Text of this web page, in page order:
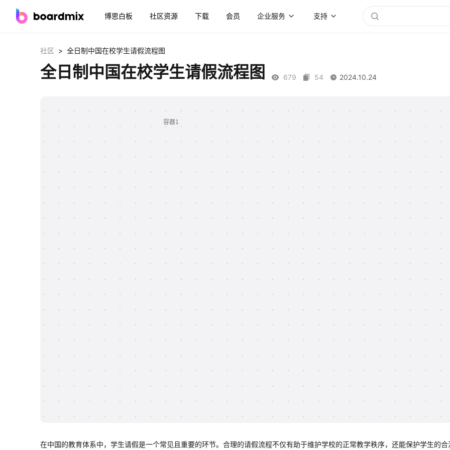
博思白板 社区资源 下载 会员 企业服务 支持
社区 > 全日制中国在校学生请假流程图
全日制中国在校学生请假流程图 679 54 2024.10.24
在中国的教育体系中，学生请假是一个常见且重要的环节。合理的请假流程不仅有助于维护学校的正常教学秩序，还能保护学生的合